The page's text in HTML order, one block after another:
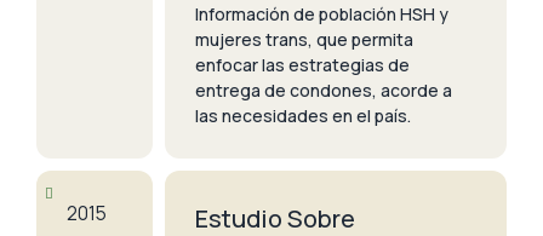
Información de población HSH y
mujeres trans, que permita
enfocar las estrategias de
entrega de condones, acorde a
las necesidades en el país.
2015
Estudio Sobre